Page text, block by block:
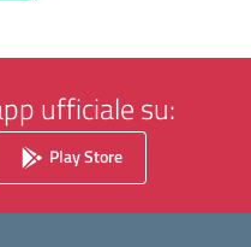
ufficiale su:
Play Store